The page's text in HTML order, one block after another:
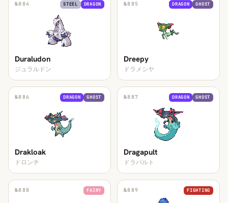
№884 STEEL DRAGON
Duraludon
ジュラルドン
№885 DRAGON GHOST
Dreepy
ドラメシヤ
№886 DRAGON GHOST
Drakloak
ドロンチ
№887 DRAGON GHOST
Dragapult
ドラパルト
№888 FAIRY №889 FIGHTING